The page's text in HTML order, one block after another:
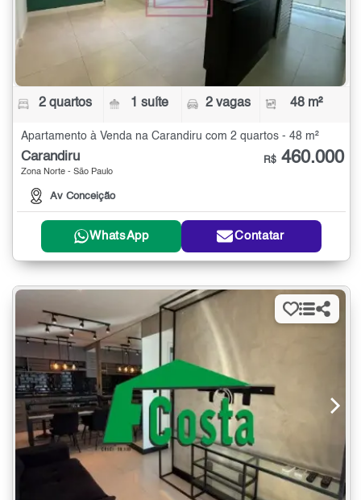
2 quartos 1 suíte 2 vagas 48 m²
Apartamento à Venda na Carandiru com 2 quartos - 48 m²
Carandiru
Zona Norte - São Paulo
Av Conceição
R$ 460.000
WhatsApp Contatar